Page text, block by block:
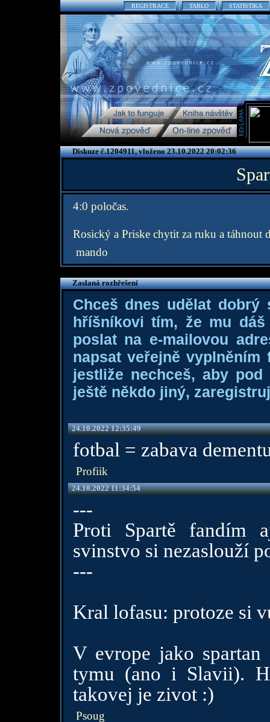
REGISTRACE TABLO STATISTIKA
Diskuze č.1204911, vloženo 23.10.2022 20:02:36
4:0 poločas.
Rosický a Priske chytit za ruku a táhnout
mando
Zaslaná rozhřešení
Chceš dnes udělat dobrý
hříšníkovi tím, že mu
poslat na e-mailovou
napsat veřejně
jestliže nechceš, aby
ještě někdo jiný,
24.10.2022 12:35:49
fotbal = zabava
Profiik
24.10.2022 11:34:54
---
Proti Spartě fandím
svinstvo si nezaslouží
---
Kral lofasu: protoze si
V evrope jako
tymu (ano i Slavii).
takovej je zivot :)
Psoug